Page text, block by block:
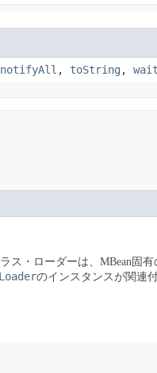
notifyAll , toString , wait
ス・ローダーは、MBean固
のインスタンスが関連